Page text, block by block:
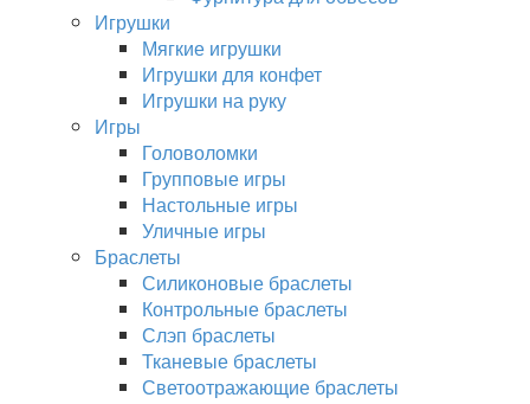
Игрушки
Мягкие игрушки
Игрушки для конфет
Игрушки на руку
Игры
Головоломки
Групповые игры
Настольные игры
Уличные игры
Браслеты
Силиконовые браслеты
Контрольные браслеты
Слэп браслеты
Тканевые браслеты
Светоотражающие браслеты